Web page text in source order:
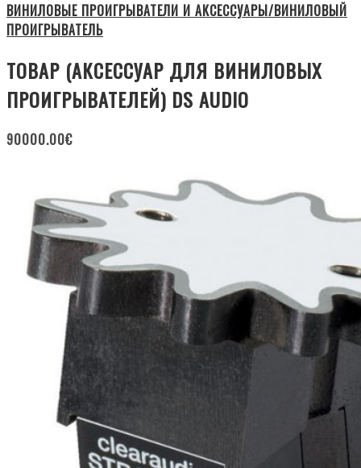
ВИНИЛОВЫЕ ПРОИГРЫВАТЕЛИ И АКСЕССУАРЫ/ВИНИЛОВЫЙ
ПРОИГРЫВАТЕЛЬ
ТОВАР (АКСЕССУАР ДЛЯ ВИНИЛОВЫХ
ПРОИГРЫВАТЕЛЕЙ) DS AUDIO
90000.00€